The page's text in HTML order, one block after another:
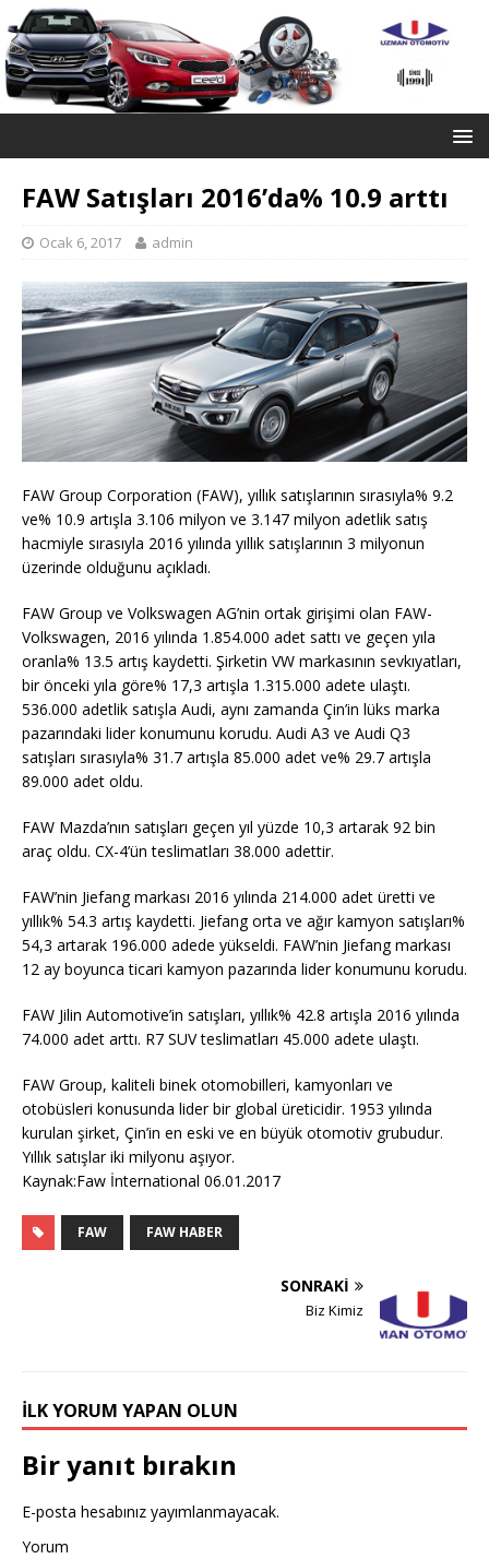
FAW Satışları 2016’da% 10.9 arttı
Ocak 6, 2017 admin
FAW Group Corporation (FAW), yıllık satışlarının sırasıyla% 9.2
ve% 10.9 artışla 3.106 milyon ve 3.147 milyon adetlik satış
hacmiyle sırasıyla 2016 yılında yıllık satışlarının 3 milyonun
üzerinde olduğunu açıkladı.
FAW Group ve Volkswagen AG’nin ortak girişimi olan FAW-
Volkswagen, 2016 yılında 1.854.000 adet sattı ve geçen yıla
oranla% 13.5 artış kaydetti. Şirketin VW markasının sevkıyatları,
bir önceki yıla göre% 17,3 artışla 1.315.000 adete ulaştı.
536.000 adetlik satışla Audi, aynı zamanda Çin’in lüks marka
pazarındaki lider konumunu korudu. Audi A3 ve Audi Q3
satışları sırasıyla% 31.7 artışla 85.000 adet ve% 29.7 artışla
89.000 adet oldu.
FAW Mazda’nın satışları geçen yıl yüzde 10,3 artarak 92 bin
araç oldu. CX-4’ün teslimatları 38.000 adettir.
FAW’nin Jiefang markası 2016 yılında 214.000 adet üretti ve
yıllık% 54.3 artış kaydetti. Jiefang orta ve ağır kamyon satışları%
54,3 artarak 196.000 adede yükseldi. FAW’nin Jiefang markası
12 ay boyunca ticari kamyon pazarında lider konumunu korudu.
FAW Jilin Automotive’in satışları, yıllık% 42.8 artışla 2016 yılında
74.000 adet arttı. R7 SUV teslimatları 45.000 adete ulaştı.
FAW Group, kaliteli binek otomobilleri, kamyonları ve
otobüsleri konusunda lider bir global üreticidir. 1953 yılında
kurulan şirket, Çin’in en eski ve en büyük otomotiv grubudur.
Yıllık satışlar iki milyonu aşıyor.
Kaynak:Faw İnternational 06.01.2017
FAW FAW HABER
SONRAKI
Biz Kimiz
İLK YORUM YAPAN OLUN
Bir yanıt bırakın
E-posta hesabınız yayımlanmayacak.
Yorum